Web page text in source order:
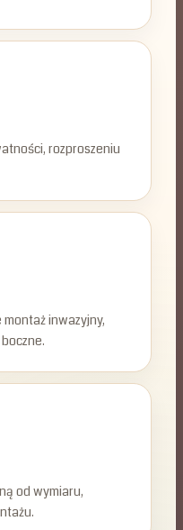
rozproszeniu
inwazyjny,
od wymiaru,